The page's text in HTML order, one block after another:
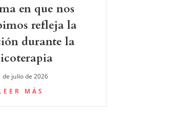
en que nos
refleja la
durante la
de julio de 2026
MÁS